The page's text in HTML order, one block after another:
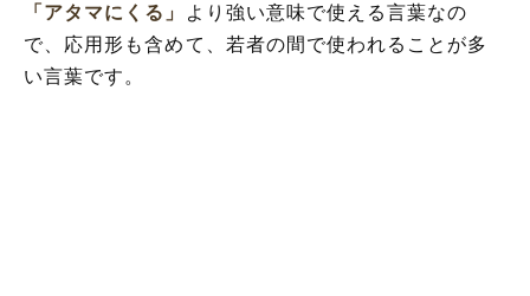
「アタマにくる」
より強い意味で使える言葉なの
で、応用形も含めて、若者の間で使われることが多
い言葉です。